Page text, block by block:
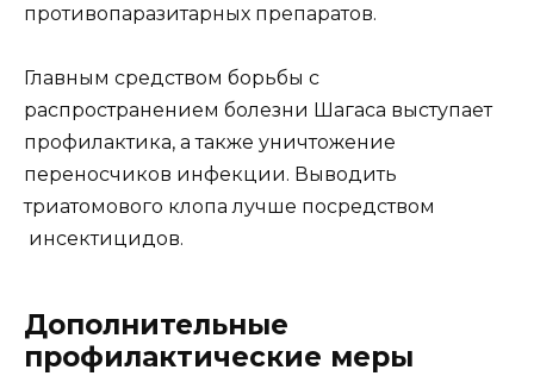
противопаразитарных препаратов.
Главным средством борьбы с
распространением болезни Шагаса выступает
профилактика, а также уничтожение
переносчиков инфекции. Выводить
триатомового клопа лучше посредством
инсектицидов.
Дополнительные
профилактические меры